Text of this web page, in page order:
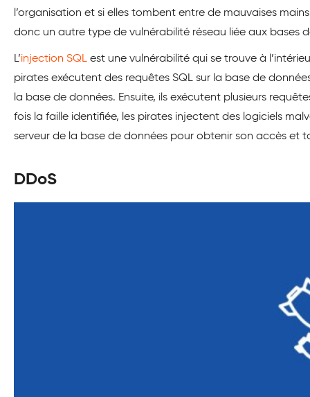
l’organisation et si elles tombent entre de mauvaises
donc un autre type de vulnérabilité réseau liée aux bases
L’injection SQL est une vulnérabilité qui se trouve à
pirates exécutent des requêtes SQL sur la base de
la base de données. Ensuite, ils exécutent plusieurs
fois la faille identifiée, les pirates injectent des logiciels
serveur de la base de données pour obtenir son accès et
DDoS